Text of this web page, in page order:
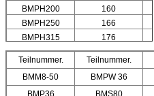
BMPH200
160
BMPH250
166
BMPH315
176
BMPH400
186
Teilnummer.
Teilnummer.
BMM8-50
BMPW 36
BMP36
BMS80